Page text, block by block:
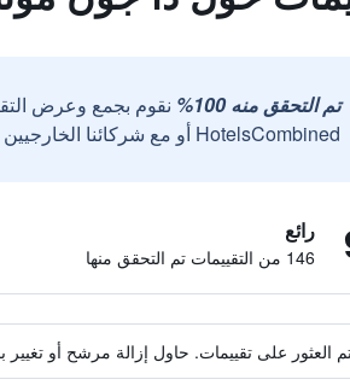
تم التحقق منه 100%
نقوم بجمع وعرض
HotelsCombined أو مع شركائنا الخارجيين الموثوقين.
رائع
146 من التقييمات تم التحقق منها
العثور على تقييمات. حاول إزالة مرشح أو